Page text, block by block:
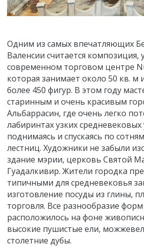
Одним из самых впечатляющих
Валенсии считается композиция,
современном торговом центре
которая занимает около 50 кв. м
более 450 фигур. В этом году
старинным и очень красивым
Альбаррасин, где очень легко
лабиринтах узких средневековых
поднимаясь и спускаясь по
лестниц. Художники не забыли
здание мэрии, церковь Святой
Гуадалкивир. Жители городка
типичными для средневековья
изготовление посуды из глины,
торговля. Все разнообразие форм
расположилось на фоне
высокие пушистые ели,
столетние дубы.